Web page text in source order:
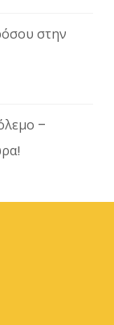
στην
–